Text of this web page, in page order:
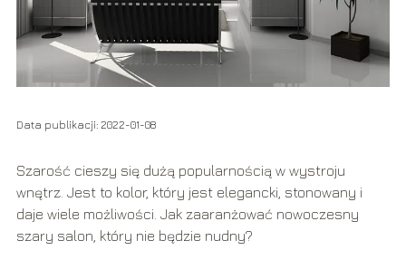
Data publikacji: 2022-01-08
Szarość cieszy się dużą popularnością w wystroju
wnętrz. Jest to kolor, który jest elegancki, stonowany i
daje wiele możliwości. Jak zaaranżować nowoczesny
szary salon, który nie będzie nudny?